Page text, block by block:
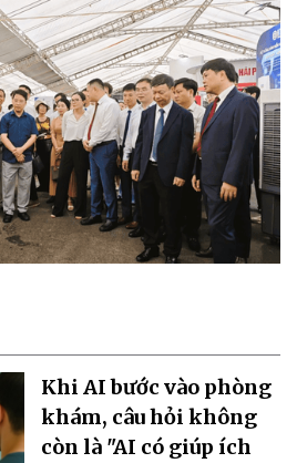
Khi AI bước vào phòng
khám, câu hỏi không
còn là "AI có giúp ích